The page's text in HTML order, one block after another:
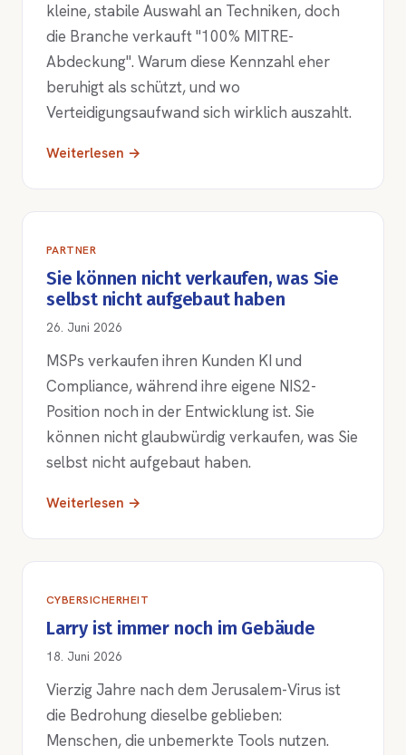
kleine, stabile Auswahl an Techniken, doch
die Branche verkauft "100% MITRE-
Abdeckung". Warum diese Kennzahl eher
beruhigt als schützt, und wo
Verteidigungsaufwand sich wirklich auszahlt.
Weiterlesen →
PARTNER
Sie können nicht verkaufen, was Sie
selbst nicht aufgebaut haben
26. Juni 2026
MSPs verkaufen ihren Kunden KI und
Compliance, während ihre eigene NIS2-
Position noch in der Entwicklung ist. Sie
können nicht glaubwürdig verkaufen, was Sie
selbst nicht aufgebaut haben.
Weiterlesen →
CYBERSICHERHEIT
Larry ist immer noch im Gebäude
18. Juni 2026
Vierzig Jahre nach dem Jerusalem-Virus ist
die Bedrohung dieselbe geblieben:
Menschen, die unbemerkte Tools nutzen.